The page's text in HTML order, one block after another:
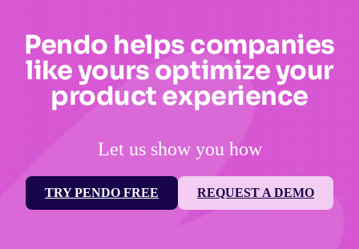
Pendo helps companies
like yours optimize your
product experience
Let us show you how
TRY PENDO FREE REQUEST A DEMO